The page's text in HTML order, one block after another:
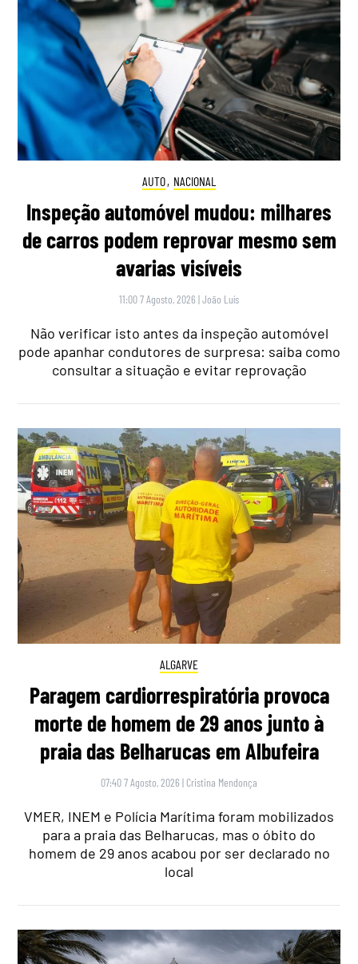
AUTO, NACIONAL
Inspeção automóvel mudou: milhares
de carros podem reprovar mesmo sem
avarias visíveis
11:00 7 Agosto, 2026 |João Luís
Não verificar isto antes da inspeção automóvel
pode apanhar condutores de surpresa: saiba como
consultar a situação e evitar reprovação
ALGARVE
Paragem cardiorrespiratória provoca
morte de homem de 29 anos junto à
praia das Belharucas em Albufeira
07:40 7 Agosto, 2026 | Cristina Mendonça
VMER, INEM e Polícia Marítima foram mobilizados
para a praia das Belharucas, mas o óbito do
homem de 29 anos acabou por ser declarado no
local